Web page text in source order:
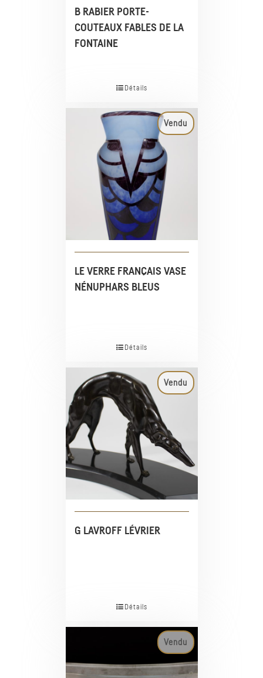
B RABIER PORTE-
COUTEAUX FABLES DE LA
FONTAINE
Détails
Vendu
LE VERRE FRANÇAIS VASE
NÉNUPHARS BLEUS
Détails
Vendu
G LAVROFF LÉVRIER
Détails
Vendu